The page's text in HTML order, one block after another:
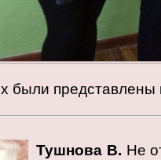
были представлены
Тушнова В. Не